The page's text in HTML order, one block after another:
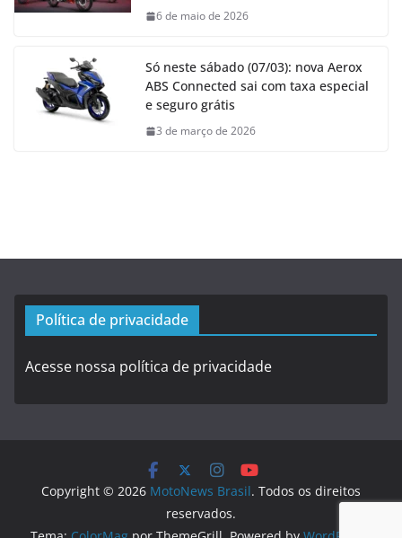
6 de maio de 2026
Só neste sábado (07/03): nova Aerox
ABS Connected sai com taxa especial
e seguro grátis
3 de março de 2026
Política de privacidade
Acesse nossa política de privacidade
Copyright © 2026 MotoNews Brasil. Todos os direitos
reservados.